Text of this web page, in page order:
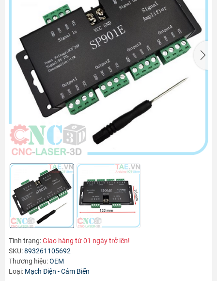
Tình trạng:Giao hàng từ 01 ngày trở lên!
SKU:893261105692
Thương hiệu:OEM
Loại: Mạch Điện - Cảm Biến